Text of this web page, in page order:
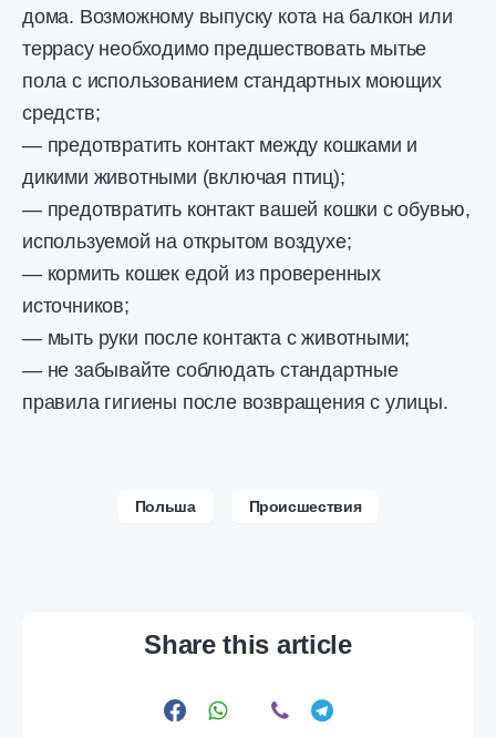
дома. Возможному выпуску кота на балкон или
террасу необходимо предшествовать мытье
пола с использованием стандартных моющих
средств;
— предотвратить контакт между кошками и
дикими животными (включая птиц);
— предотвратить контакт вашей кошки с обувью,
используемой на открытом воздухе;
— кормить кошек едой из проверенных
источников;
— мыть руки после контакта с животными;
— не забывайте соблюдать стандартные
правила гигиены после возвращения с улицы.
Польша Происшествия
Share this article